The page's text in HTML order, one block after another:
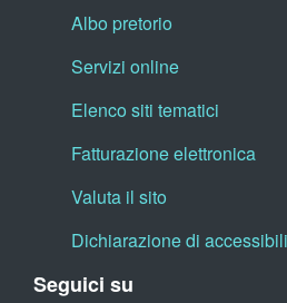
Albo pretorio
Servizi online
Elenco siti tematici
Fatturazione elettronica
Valuta il sito
Dichiarazione di
Seguici su